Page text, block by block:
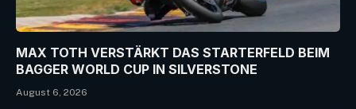
MAX TOTH VERSTÄRKT DAS STARTERFELD BEIM
BAGGER WORLD CUP IN SILVERSTONE
August 6, 2026